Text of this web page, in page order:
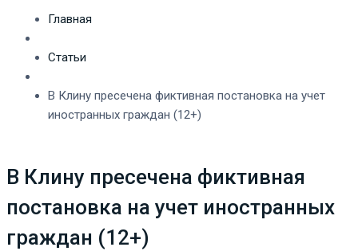
Главная
Статьи
В Клину пресечена фиктивная постановка на учет
иностранных граждан (12+)
В Клину пресечена фиктивная
постановка на учет иностранных
граждан (12+)